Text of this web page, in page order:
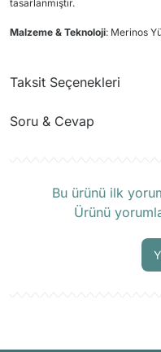
tasarlanmıştır.
Malzeme & Teknoloji: Merinos
Taksit Seçenekleri
Soru & Cevap
Bu ürünü ilk
Ürünü